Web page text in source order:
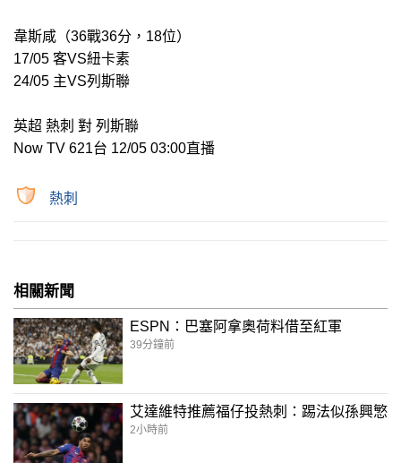
韋斯咸（36戰36分，18位）
17/05 客VS紐卡素
24/05 主VS列斯聯
英超 熱刺 對 列斯聯
Now TV 621台 12/05 03:00直播
熱刺
相關新聞
ESPN：巴塞阿拿奧荷料借至紅軍
39分鐘前
艾達維特推薦福仔投熱刺：踢法似孫興慜
2小時前